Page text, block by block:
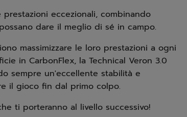
eccezionali, combinando
dare il meglio di sé in campo.
massimizzare le loro prestazioni a ogni
in CarbonFlex, la Technical Veron 3.0
sempre un'eccellente stabilità e
il gioco fin dal primo colpo.
ti porteranno al livello successivo!